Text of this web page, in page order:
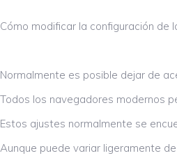
Cómo modificar la configuración de
Normalmente es posible dejar de
Todos los navegadores modernos
Estos ajustes normalmente se
Aunque puede variar ligeramente